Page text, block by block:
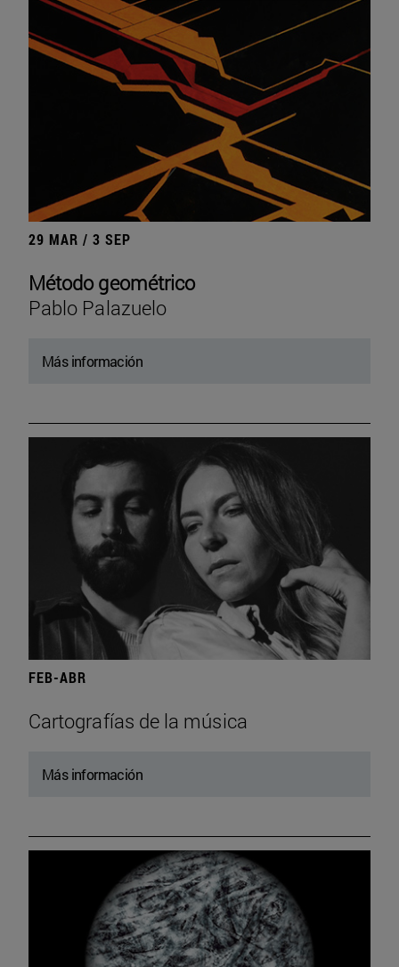
29 MAR / 3 SEP
Método geométrico
Pablo Palazuelo
Más información
FEB-ABR
Cartografías de la música
Más información